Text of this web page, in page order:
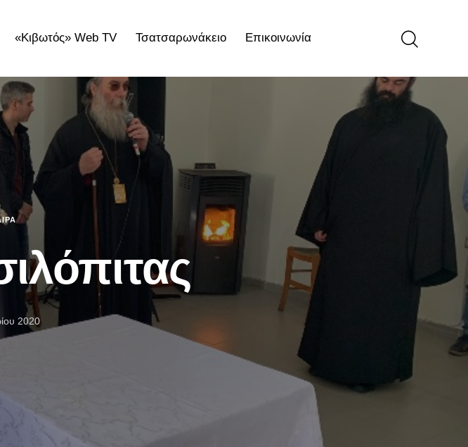
«Κιβωτός» Web TV Τσατσαρωνάκειο Επικοινωνία
Web TV Τσατσαρωνάκειο
2020